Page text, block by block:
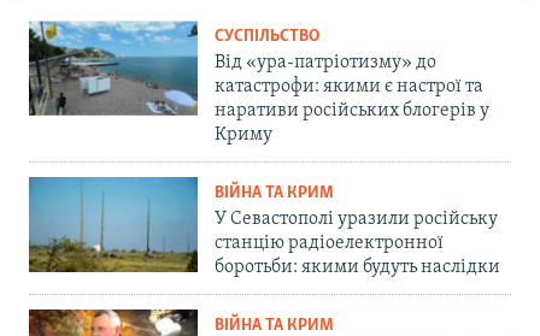
СУСПІЛЬСТВО
Від «ура-патріотизму» до
катастрофи: якими є настрої та
наративи російських блогерів у
Криму
ВІЙНА ТА КРИМ
У Севастополі уразили російську
станцію радіоелектронної
боротьби: якими будуть наслідки
ВІЙНА ТА КРИМ